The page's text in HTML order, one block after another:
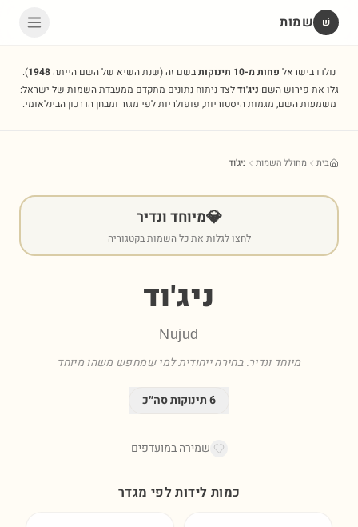
שׁ שמות
נולדו בישראל פחות מ-10 תינוקות בשם זה(שנת השיא של השם הייתה1948
).
גלו את פירוש השם ניג'ודלצד ניתוח נתונים מתקדם ממעבדת השמות של ישראל:
משמעות השם, מגמות היסטוריות, פופולריות לפי מגזר ומבחן הדרכון הבינלאומי.
בית מחולל השמות ניג'וד
💎מיוחד ונדיר
לחצו לגלות את כל השמות בקטגוריה
ניג'וד
Nujud
מיוחד ונדיר: בחירה ייחודית למי שמחפש משהו מיוחד
6תינוקות סה״כ
שמירה במועדפים
כמות לידות לפי מגדר